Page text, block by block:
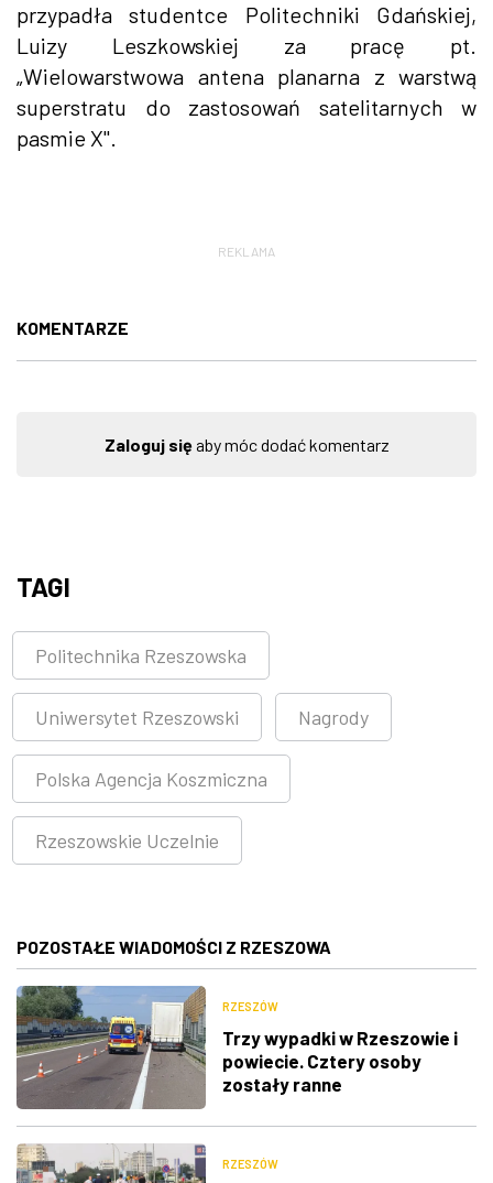
przypadła studentce Politechniki Gdańskiej,
Luizy Leszkowskiej za pracę pt.
„Wielowarstwowa antena planarna z warstwą
superstratu do zastosowań satelitarnych w
pasmie X".
REKLAMA
KOMENTARZE
Zaloguj sięaby móc dodać komentarz
TAGI
Politechnika Rzeszowska
Uniwersytet Rzeszowski Nagrody
Polska Agencja Koszmiczna
Rzeszowskie Uczelnie
POZOSTAŁE WIADOMOŚCI Z RZESZOWA
RZESZÓW
Trzy wypadki w Rzeszowie i
powiecie. Cztery osoby
zostały ranne
RZESZÓW